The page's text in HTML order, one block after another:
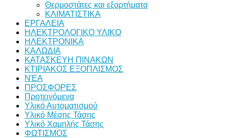
Θερμοστάτες και εξαρτήματα
ΚΛΙΜΑΤΙΣΤΙΚΑ
ΕΡΓΑΛΕΙΑ
ΗΛΕΚΤΡΟΛΟΓΙΚΟ ΥΛΙΚΟ
ΗΛΕΚΤΡΟΝΙΚΑ
ΚΑΛΩΔΙΑ
ΚΑΤΑΣΚΕΥΗ ΠΙΝΑΚΩΝ
ΚΤΙΡΙΑΚΟΣ ΕΞΟΠΛΙΣΜΟΣ
ΝΈΑ
ΠΡΟΣΦΟΡΕΣ
Προτεινόμενα
Υλικό Αυτοματισμού
Υλικό Μέσης Τάσης
Υλικό Χαμηλής Τάσης
ΦΩΤΙΣΜΟΣ